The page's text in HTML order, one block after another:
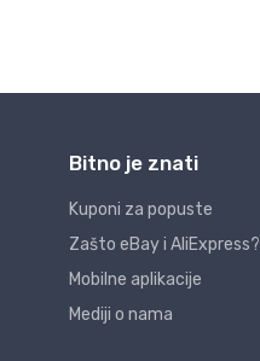
Bitno je znati
Kuponi za popuste
Zašto eBay i AliExpress?
Mobilne aplikacije
Mediji o nama